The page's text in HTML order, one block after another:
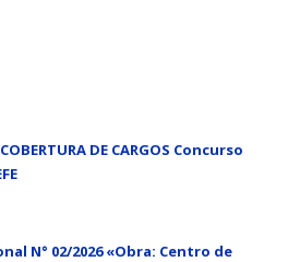
DE CARGOS Concurso
N° 02/2026 «Obra: Centro de